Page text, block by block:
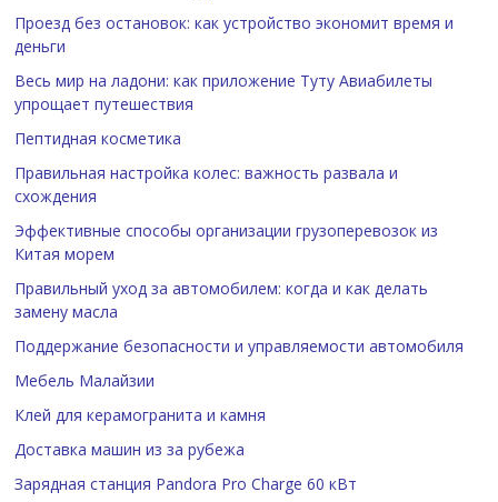
Проезд без остановок: как устройство экономит время и
деньги
Весь мир на ладони: как приложение Туту Авиабилеты
упрощает путешествия
Пептидная косметика
Правильная настройка колес: важность развала и
схождения
Эффективные способы организации грузоперевозок из
Китая морем
Правильный уход за автомобилем: когда и как делать
замену масла
Поддержание безопасности и управляемости автомобиля
Мебель Малайзии
Клей для керамогранита и камня
Доставка машин из за рубежа
Зарядная станция Pandora Pro Charge 60 кВт